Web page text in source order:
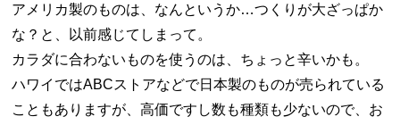
アメリカ製のものは、なんというか…つくりが大ざっぱか
な？と、以前感じてしまって。
カラダに合わないものを使うのは、ちょっと辛いかも。
ハワイではABCストアなどで日本製のものが売られている
こともありますが、高価ですし数も種類も少ないので、お